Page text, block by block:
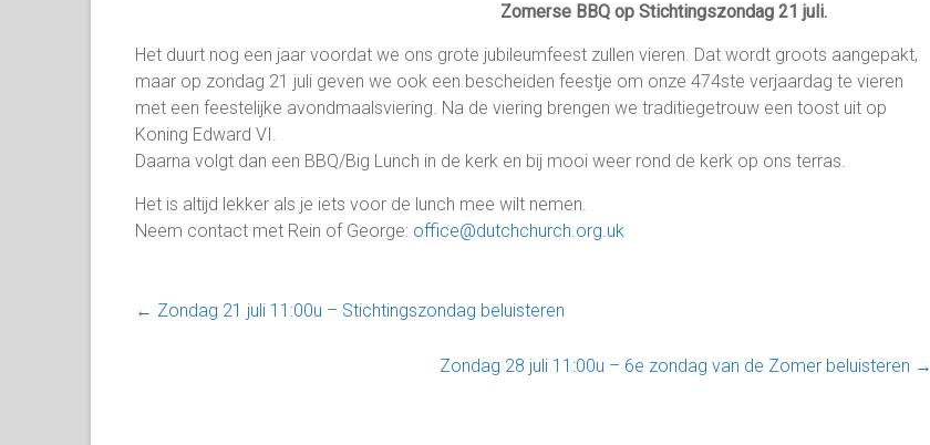
Zomerse BBQ op Stichtingszondag 21 juli.
Het duurt nog een jaar voordat we ons grote jubileumfeest zullen vieren. Dat wordt groots aangepakt,
maar op zondag 21 juli geven we ook een bescheiden feestje om onze 474ste verjaardag te vieren
met een feestelijke avondmaalsviering. Na de viering brengen we traditiegetrouw een toost uit op
Koning Edward VI.
Daarna volgt dan een BBQ/Big Lunch in de kerk en bij mooi weer rond de kerk op ons terras.
Het is altijd lekker als je iets voor de lunch mee wilt nemen.
Neem contact met Rein of George: office@dutchchurch.org.uk
← Zondag 21 juli 11:00u – Stichtingszondag beluisteren
Zondag 28 juli 11:00u – 6e zondag van de Zomer beluisteren →